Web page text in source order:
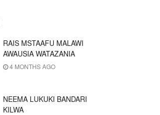
RAIS MSTAAFU MALAWI
AWAUSIA WATAZANIA
4 MONTHS AGO
NEEMA LUKUKI BANDARI
KILWA